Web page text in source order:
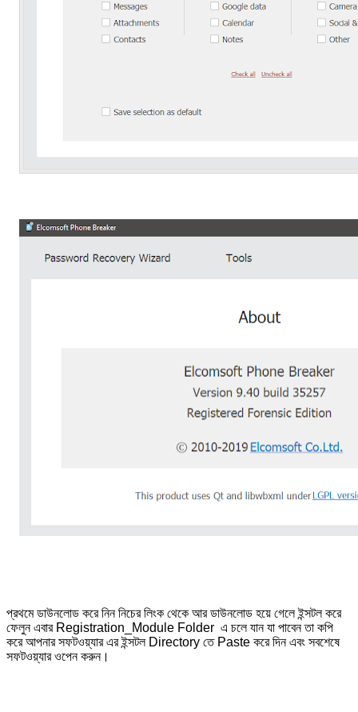
প্রথমে ডাউনলোড করে নিন নিচের লিংক থেকে আর ডাউনলোড হয়ে গেলে ইন্সটল করে
ফেলুন এবার Registration_Module Folder এ চলে যান যা পাবেন তা কপি
করে আপনার সফটওয়্যার এর ইন্সটল Directory তে Paste করে দিন এবং সবশেষে
সফটওয়্যার ওপেন করুন।